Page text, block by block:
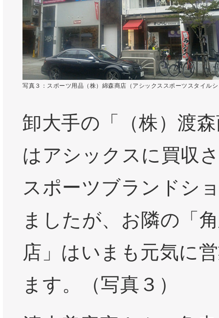
写真３：スポーツ用品（株）綿森商店（アシックススポーツスタイル
卸大手の「（株）渡
はアシックスに買収
スポーツブランドシ
ましたが、お隣の「
店」はいまも元気に
ます。（写真３）